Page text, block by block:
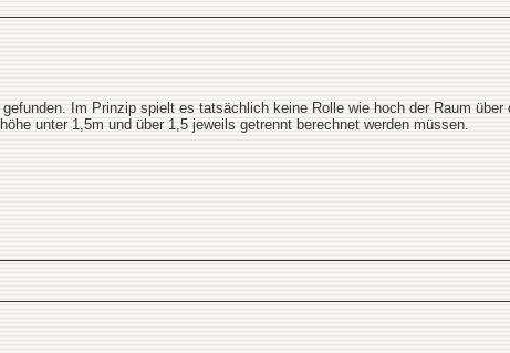
Im Prinzip spielt es tatsächlich keine Rolle wie hoch der Raum
unter 1,5m und über 1,5 jeweils getrennt berechnet werden müssen.